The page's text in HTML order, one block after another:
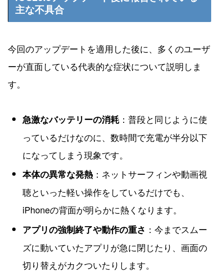
主な不具合
今回のアップデートを適用した後に、多くのユーザ
ーが直面している代表的な症状について説明しま
す。
急激なバッテリーの消耗：普段と同じように使
っているだけなのに、数時間で充電が半分以下
になってしまう現象です。
本体の異常な発熱：ネットサーフィンや動画視
聴といった軽い操作をしているだけでも、
iPhoneの背面が明らかに熱くなります。
アプリの強制終了や動作の重さ ：今までスムー
ズに動いていたアプリが急に閉じたり、画面の
切り替えがカクついたりします。